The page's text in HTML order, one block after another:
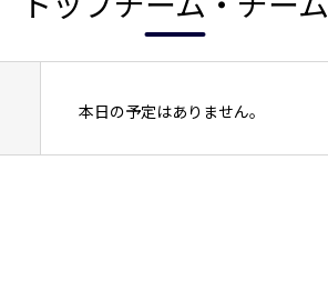
本日の予定はありません。